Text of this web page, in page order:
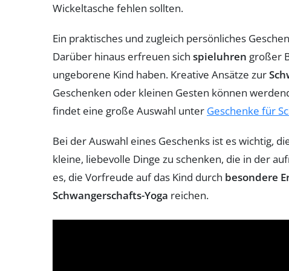
Wickeltasche fehlen sollten.
Ein praktisches und zugleich persönliches
Darüber hinaus erfreuen sich spieluhren großer
ungeborene Kind haben. Kreative Ansätze zur
Geschenken oder kleinen Gesten können
findet eine große Auswahl unter Geschenke für
Bei der Auswahl eines Geschenks ist es wichtig,
kleine, liebevolle Dinge zu schenken, die in der
es, die Vorfreude auf das Kind durch besondere
Schwangerschafts-Yoga reichen.